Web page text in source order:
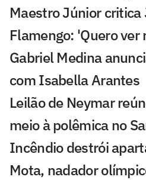
Maestro Júnior critica
Flamengo: 'Quero
Gabriel Medina
com Isabella Arantes
Leilão de Neymar
meio à polêmica no
Incêndio destrói
Mota, nadador